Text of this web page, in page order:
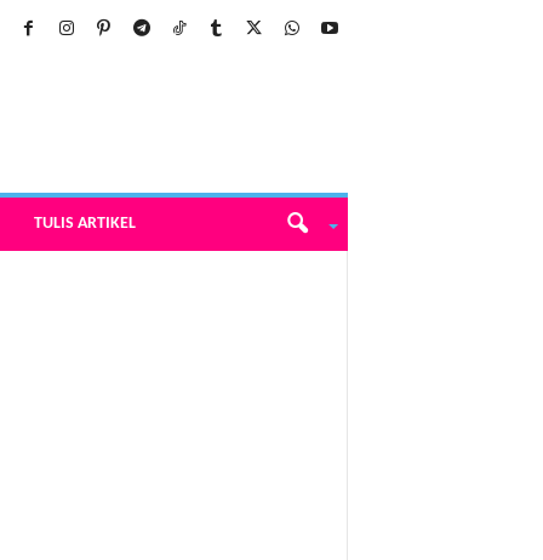
TULIS ARTIKEL